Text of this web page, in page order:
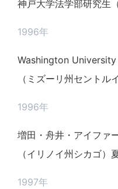
神戸大学法学部研究生
1996年
Washington
（ミズーリ州セントル
1996年
増田・舟井・アイファ
（イリノイ州シカゴ）
1997年